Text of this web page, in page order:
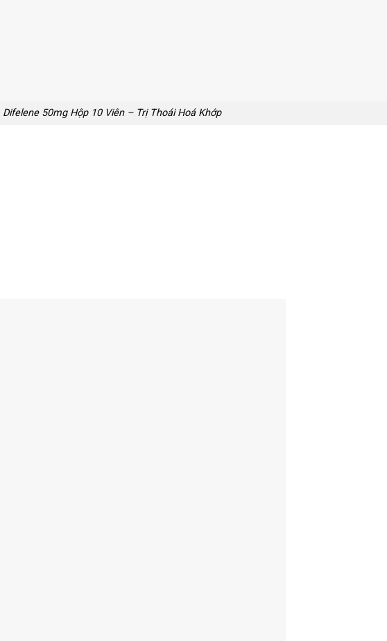
Difelene 50mg Hộp 10 Viên – Trị Thoái Hoá Khớp